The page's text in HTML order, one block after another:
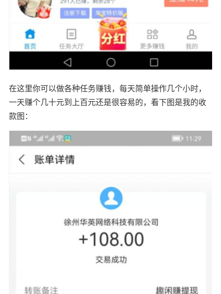
在这里你可以做各种任务赚钱，每天简单操作几个小时，
一天赚个几十元到上百元还是很容易的，看下图是我的收
款图：